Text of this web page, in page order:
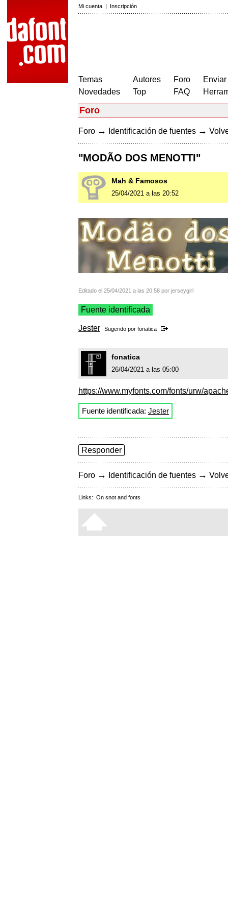
Mi cuenta | Inscripción
Temas
Novedades
Autores
Top
Foro
FAQ
Foro
Foro → Identificación de fuentes →
"MODÃO DOS MENOTTI"
Mah & Famosos
25/04/2021 a las 20:52
Editado el 25/04/2021 a las 20:58 por jerseygirl
Fuente identificada
Jester Sugerido por fonatica
fonatica
26/04/2021 a las 05:00
https://www.myfonts.com/fonts/urw/
Fuente identificada: Jester
Responder
Foro → Identificación de fuentes →
Links: On snot and fonts